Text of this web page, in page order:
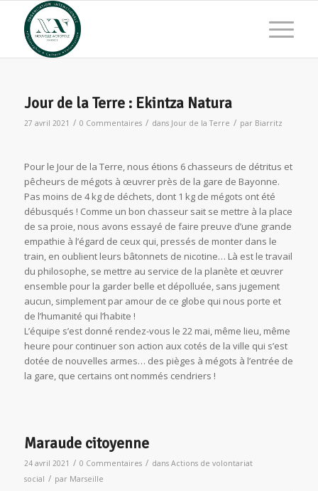
Jour de la Terre : Ekintza Natura
27 avril 2021 / 0 Commentaires / dans Jour de la Terre / par Biarritz
Pour le Jour de la Terre, nous étions 6 chasseurs de détritus et
pêcheurs de mégots à œuvrer près de la gare de Bayonne.
Pas moins de 4 kg de déchets, dont 1 kg de mégots ont été
débusqués ! Comme un bon chasseur sait se mettre à la place
de sa proie, nous avons essayé de faire preuve d’une grande
empathie à l’égard de ceux qui, pressés de monter dans le
train, en oublient leurs bâtonnets de nicotine… Là est le travail
du philosophe, se mettre au service de la planète et œuvrer
ensemble pour la garder belle et dépolluée, sans jugement
aucun, simplement par amour de ce globe qui nous porte et
de l’humanité qui l’habite !
L’équipe s’est donné rendez-vous le 22 mai, même lieu, même
heure pour continuer son action aux cotés de la ville qui s’est
dotée de nouvelles armes… des pièges à mégots à l’entrée de
la gare, que certains ont nommés cendriers !
Maraude citoyenne
24 avril 2021 / 0 Commentaires / dans Actions de volontariat
social / par Marseille